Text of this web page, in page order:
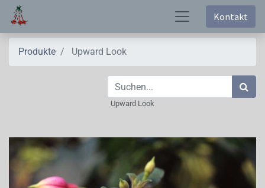
Kontakt
Produkte Upward Look
Upward Look